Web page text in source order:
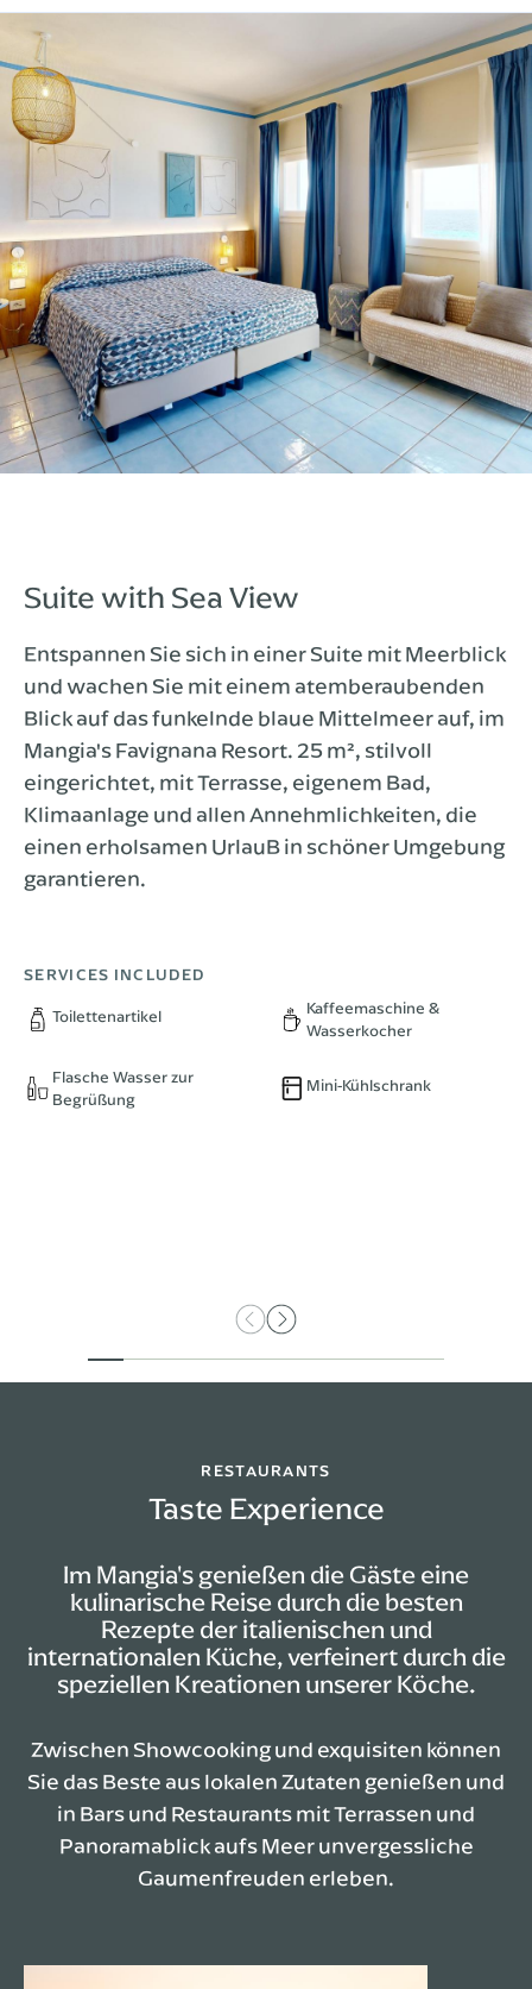
SUITE WITH SEA VIEW
SUITE
JUNIOR SUITE
DELUXE ROOM WITH SEA VIEW
DELUXE ROOM
SUPERIOR ROOM WITH SEA VIEW
PANORAMIC
STANDARD WITH SEA VIEW
STANDARD ROOM
Suite with Sea View
Entspannen Sie sich in einer Suite mit Meerblick
und wachen Sie mit einem atemberaubenden
Blick auf das funkelnde blaue Mittelmeer auf, im
Mangia's Favignana Resort. 25 m², stilvoll
eingerichtet, mit Terrasse, eigenem Bad,
Klimaanlage und allen Annehmlichkeiten, die
einen erholsamen UrlauB in schöner Umgebung
garantieren.
SERVICES INCLUDED
Toilettenartikel
Kaffeemaschine &
Wasserkocher
Flasche Wasser zur
Begrüßung
Mini-Kühlschrank
RESTAURANTS
Taste Experience
Im Mangia's genießen die Gäste eine
kulinarische Reise durch die besten
Rezepte der italienischen und
internationalen Küche, verfeinert durch die
speziellen Kreationen unserer Köche.
Zwischen Showcooking und exquisiten können
Sie das Beste aus lokalen Zutaten genießen und
in Bars und Restaurants mit Terrassen und
Panoramablick aufs Meer unvergessliche
Gaumenfreuden erleben.